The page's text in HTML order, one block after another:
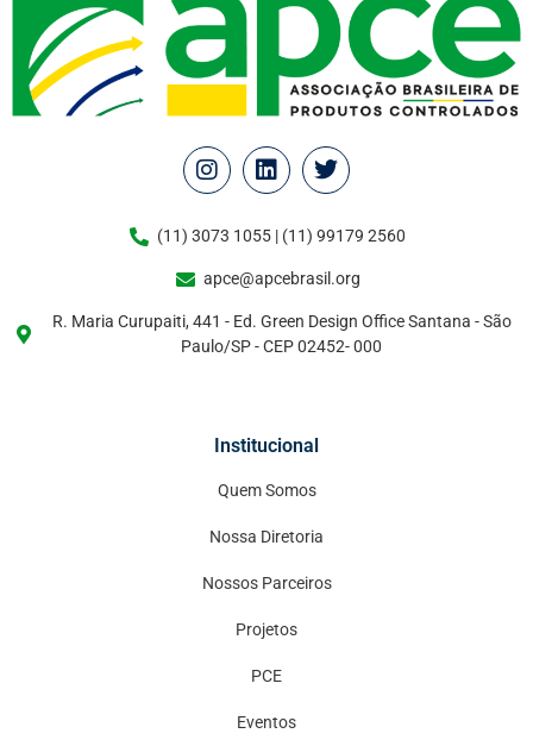
(11) 3073 1055 | (11) 99179 2560
apce@apcebrasil.org
R. Maria Curupaiti, 441 - Ed. Green Design Office Santana - São
Paulo/SP - CEP 02452- 000
Institucional
Quem Somos
Nossa Diretoria
Nossos Parceiros
Projetos
PCE
Eventos